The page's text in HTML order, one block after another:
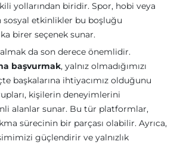
yollarından biridir. Spor, hobi veya
sosyal etkinlikler bu boşluğu
birer seçenek sunar.
da son derece önemlidir.
başvurmak, yalnız olmadığımızı
başkalarına ihtiyacımız olduğunu
kişilerin deneyimlerini
alanlar sunar. Bu tür platformlar,
sürecinin bir parçası olabilir. Ayrıca,
güçlendirir ve yalnızlık